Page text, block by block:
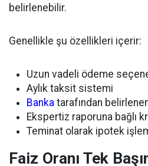
belirlenebilir.
Genellikle şu özellikleri içerir:
Uzun vadeli ödeme
Aylık taksit sistemi
Banka tarafından
Ekspertiz raporuna bağlı
Teminat olarak ipotek
Faiz Oranı Tek